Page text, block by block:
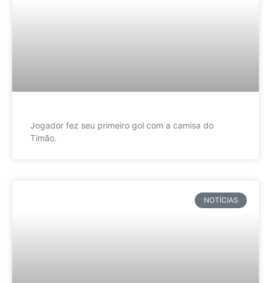
Jogador fez seu primeiro gol com a camisa do
Timão.
NOTÍCIAS